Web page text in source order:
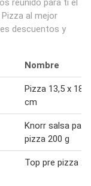
al mejor
descuentos y
Nombre
Pizza 13,5 x 18
cm
Knorr salsa para
pizza 200 g
Top pre pizza 2